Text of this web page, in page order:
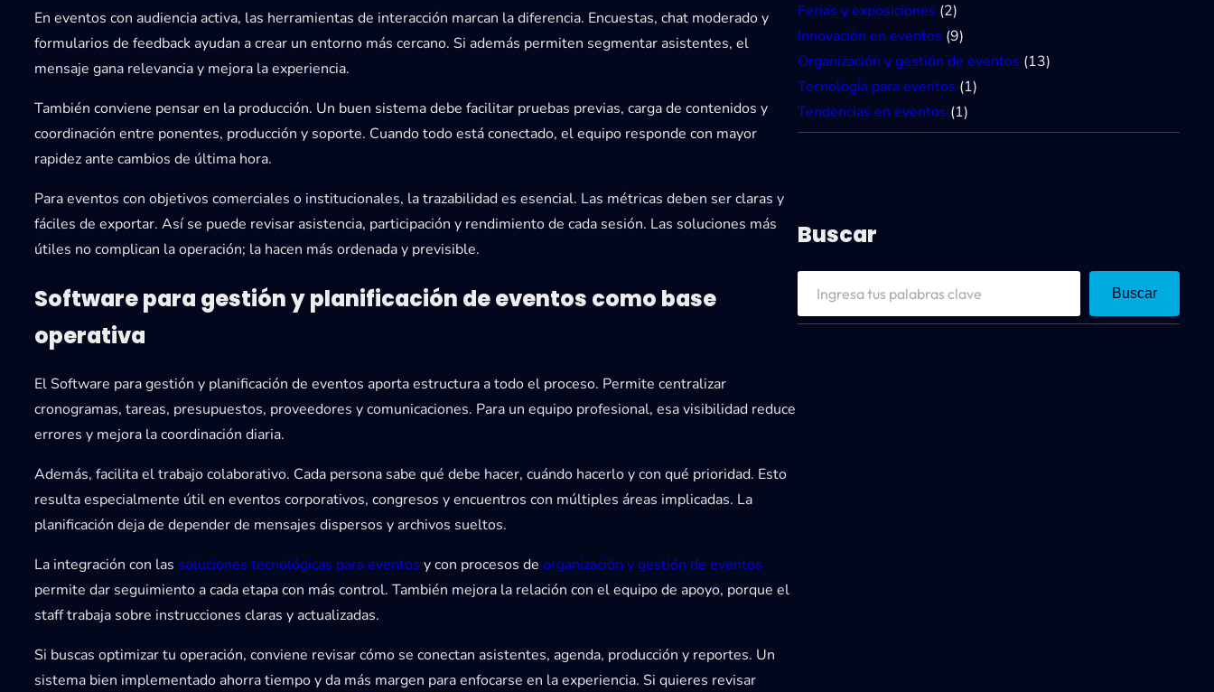
En eventos con audiencia activa, las herramientas de interacción marcan la diferencia. Encuestas, chat moderado y
formularios de feedback ayudan a crear un entorno más cercano. Si además permiten segmentar asistentes, el
mensaje gana relevancia y mejora la experiencia.
También conviene pensar en la producción. Un buen sistema debe facilitar pruebas previas, carga de contenidos y
coordinación entre ponentes, producción y soporte. Cuando todo está conectado, el equipo responde con mayor
rapidez ante cambios de última hora.
Para eventos con objetivos comerciales o institucionales, la trazabilidad es esencial. Las métricas deben ser claras y
fáciles de exportar. Así se puede revisar asistencia, participación y rendimiento de cada sesión. Las soluciones más
útiles no complican la operación; la hacen más ordenada y previsible.
Software para gestión y planificación de eventos como base
operativa
ElSoftware para gestión y planificación de eventos aporta estructura a todo el proceso. Permite centralizar
cronogramas, tareas, presupuestos, proveedores y comunicaciones. Para un equipo profesional, esa visibilidad reduce
errores y mejora la coordinación diaria.
Además, facilita el trabajo colaborativo. Cada persona sabe qué debe hacer, cuándo hacerlo y con qué prioridad. Esto
resulta especialmente útil en eventos corporativos, congresos y encuentros con múltiples áreas implicadas. La
planificación deja de depender de mensajes dispersos y archivos sueltos.
La integración con las soluciones tecnológicas para eventos y con procesos de organización y gestión de eventos
permite dar seguimiento a cada etapa con más control. También mejora la relación con el equipo de apoyo, porque el
staff trabaja sobre instrucciones claras y actualizadas.
Si buscas optimizar tu operación, conviene revisar cómo se conectan asistentes, agenda, producción y reportes. Un
sistema bien implementado ahorra tiempo y da más margen para enfocarse en la experiencia. Si quieres revisar
Ferias y exposiciones (2)
Innovación en eventos (9)
Organización y gestión de eventos (13)
Tecnología para eventos (1)
Tendencias en eventos (1)
Buscar
Buscar